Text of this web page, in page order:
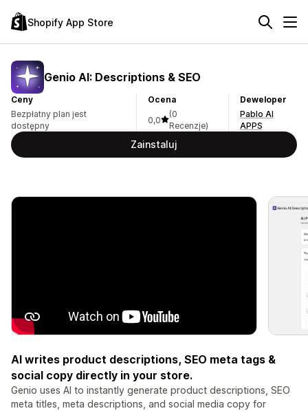
Shopify App Store
Genio AI: Descriptions & SEO
Ceny
Bezpłatny plan jest
dostępny
Ocena
0,0
(0
Recenzje)
Deweloper
Pablo AI
APPS
Zainstaluj
AI writes product descriptions, SEO meta tags &
social copy directly in your store.
Genio uses AI to instantly generate product descriptions, SEO
meta titles, meta descriptions, and social media copy for